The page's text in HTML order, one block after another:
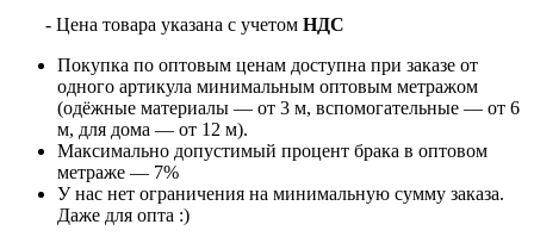
- Цена товара указана с учетом НДС
Покупка по оптовым ценам доступна при заказе от
одного артикула минимальным оптовым метражом
(одёжные материалы — от 3 м, вспомогательные — от 6
м, для дома — от 12 м).
Максимально допустимый процент брака в оптовом
метраже — 7%
У нас нет ограничения на минимальную сумму заказа.
Даже для опта :)